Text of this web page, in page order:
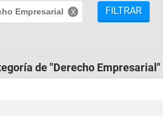
Empresarial FILTRAR
de "Derecho Empresarial"